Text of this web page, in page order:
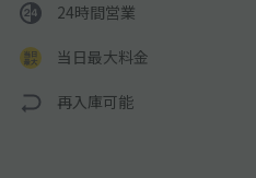
24時間営業
当日最大料金
再入庫可能